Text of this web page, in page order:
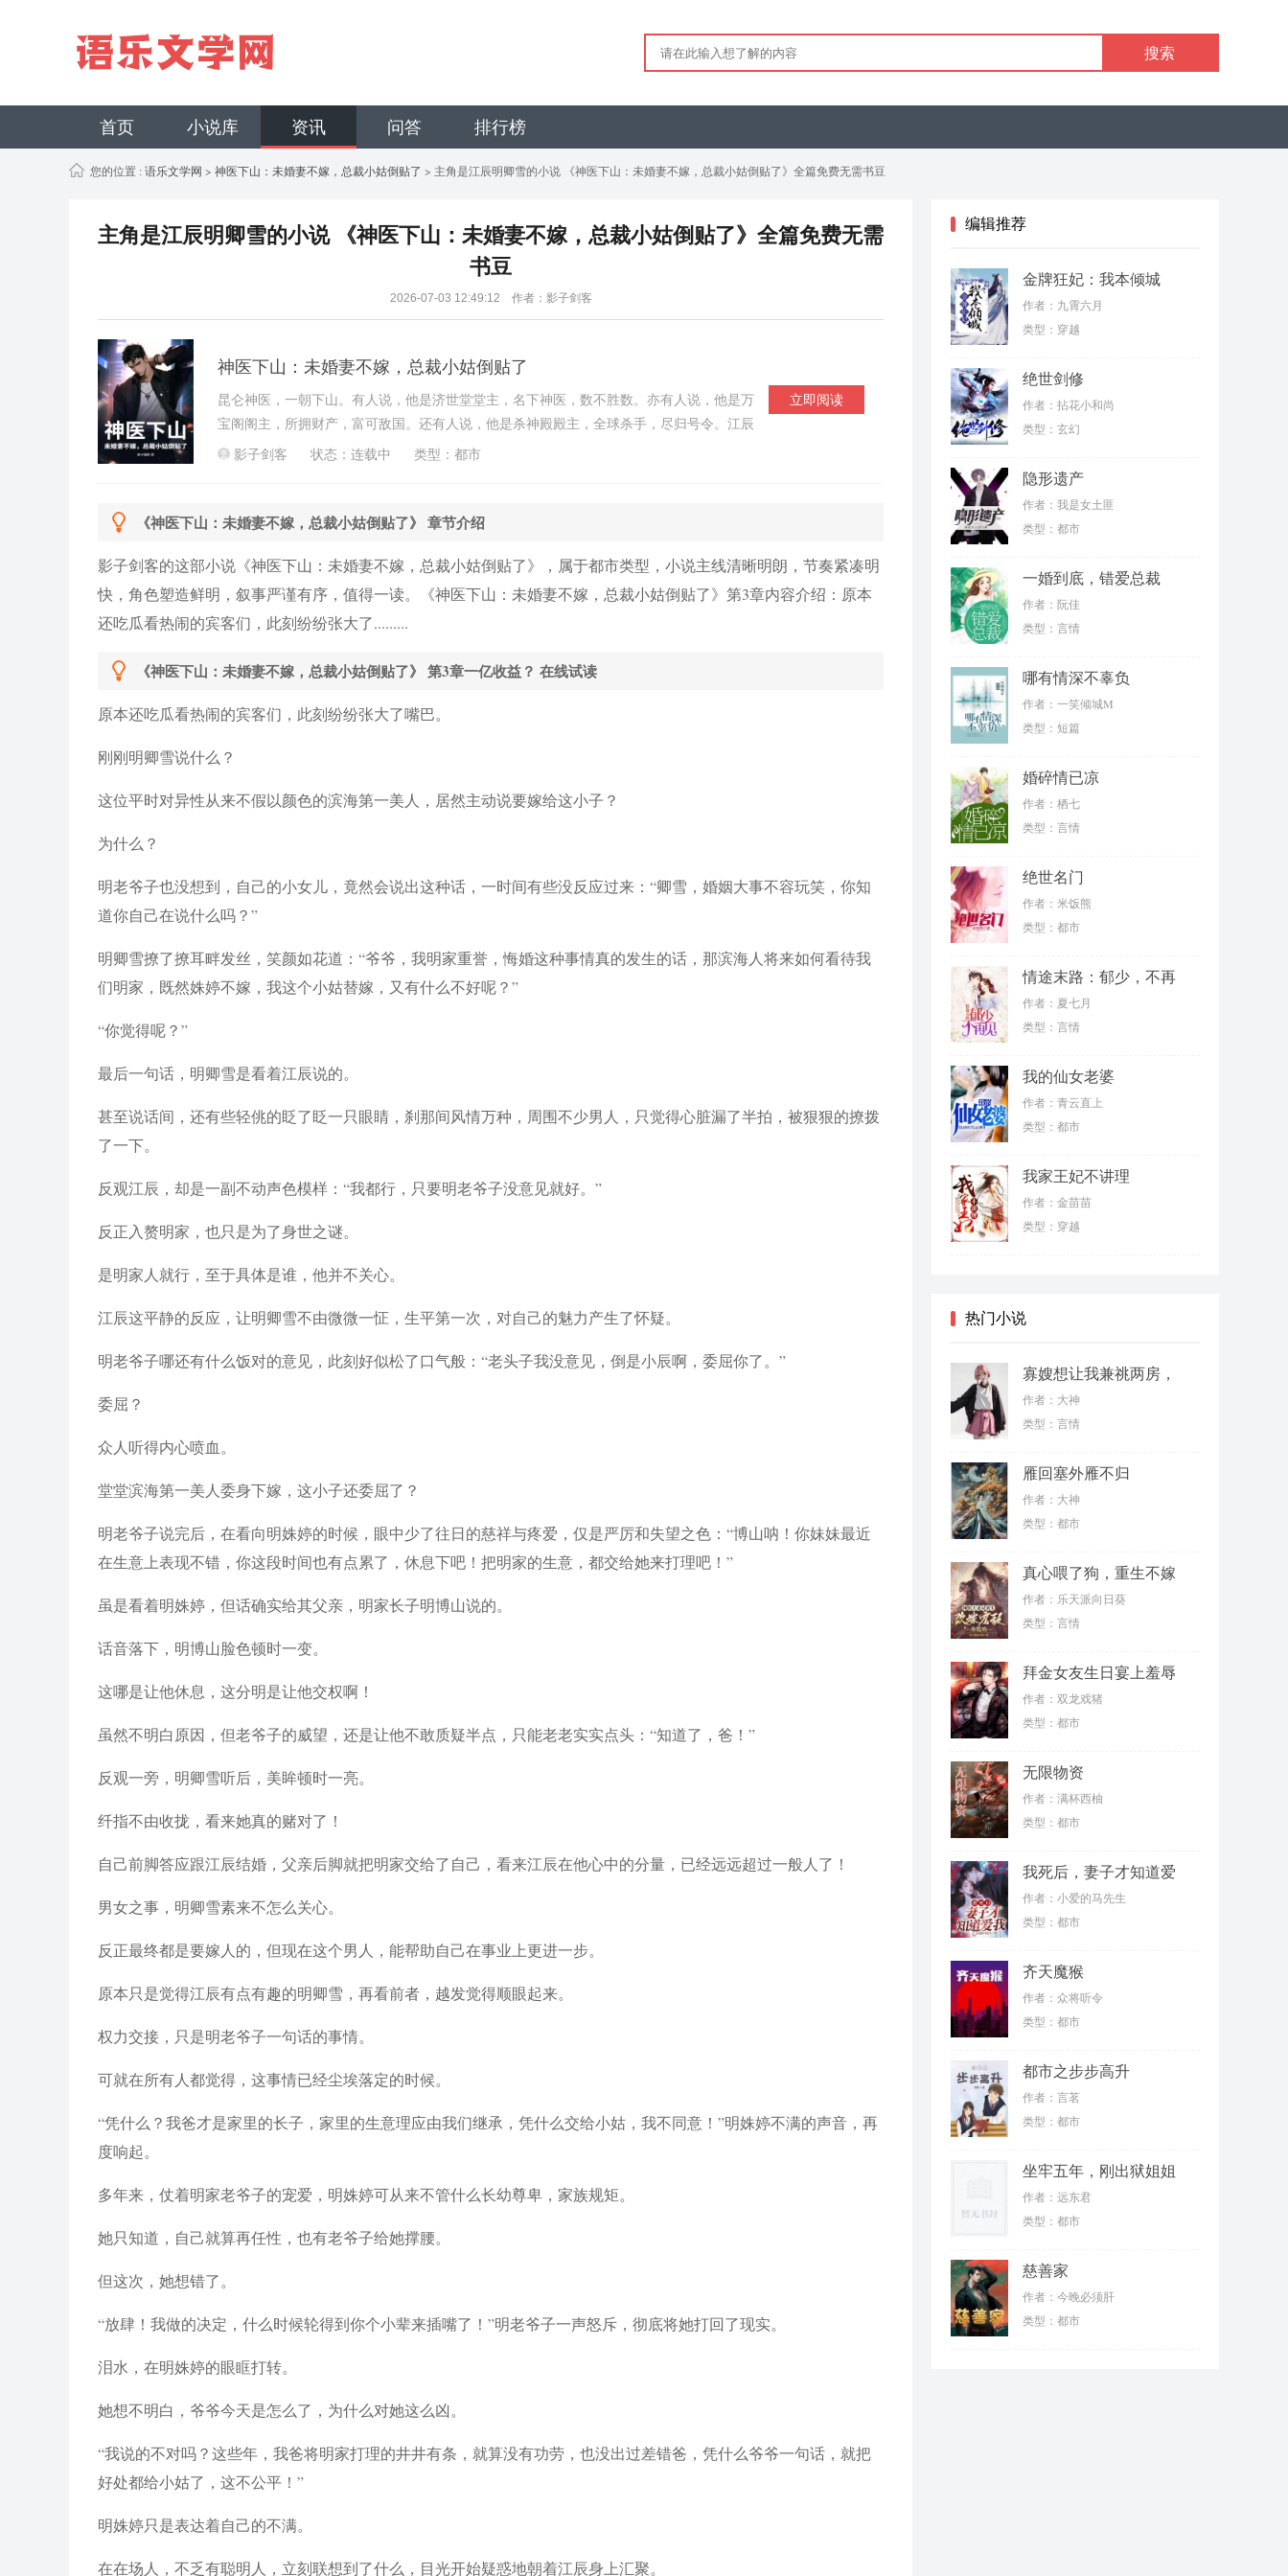
搜索
首页 小说库 资讯 问答 排行榜
您的位置 :语乐文学网 > 神医下山：未婚妻不嫁，总裁小姑倒贴了 > 主角是江辰明卿雪的小说 《神医下山：未婚妻不嫁，总裁小姑倒贴了》全篇免费无需书豆
主角是江辰明卿雪的小说 《神医下山：未婚妻不嫁，总裁小姑倒贴了》全篇免费无需
书豆
2026-07-03 12:49:12 作者：影子剑客
神医下山：未婚妻不嫁，总裁小姑倒贴了
昆仑神医，一朝下山。有人说，他是济世堂堂主，名下神医，数不胜数。亦有人说，他是万
宝阁阁主，所拥财产，富可敌国。还有人说，他是杀神殿殿主，全球杀手，尽归号令。江辰
到底是谁？明家千金表示：“她不嫁，我这个小姑嫁！”豪门总裁笑颜如花：“那个臭流氓，
影子剑客 状态：连载中 类型：都市
立即阅读
《神医下山：未婚妻不嫁，总裁小姑倒贴了》 章节介绍
影子剑客的这部小说《神医下山：未婚妻不嫁，总裁小姑倒贴了》，属于都市类型，小说主线清晰明朗，节奏紧凑明
快，角色塑造鲜明，叙事严谨有序，值得一读。《神医下山：未婚妻不嫁，总裁小姑倒贴了》第3章内容介绍：原本
还吃瓜看热闹的宾客们，此刻纷纷张大了.........
《神医下山：未婚妻不嫁，总裁小姑倒贴了》 第3章一亿收益？ 在线试读
原本还吃瓜看热闹的宾客们，此刻纷纷张大了嘴巴。
刚刚明卿雪说什么？
这位平时对异性从来不假以颜色的滨海第一美人，居然主动说要嫁给这小子？
为什么？
明老爷子也没想到，自己的小女儿，竟然会说出这种话，一时间有些没反应过来：“卿雪，婚姻大事不容玩笑，你知
道你自己在说什么吗？”
明卿雪撩了撩耳畔发丝，笑颜如花道：“爷爷，我明家重誉，悔婚这种事情真的发生的话，那滨海人将来如何看待我
们明家，既然姝婷不嫁，我这个小姑替嫁，又有什么不好呢？”
“你觉得呢？”
最后一句话，明卿雪是看着江辰说的。
甚至说话间，还有些轻佻的眨了眨一只眼睛，刹那间风情万种，周围不少男人，只觉得心脏漏了半拍，被狠狠的撩拨
了一下。
反观江辰，却是一副不动声色模样：“我都行，只要明老爷子没意见就好。”
反正入赘明家，也只是为了身世之谜。
是明家人就行，至于具体是谁，他并不关心。
江辰这平静的反应，让明卿雪不由微微一怔，生平第一次，对自己的魅力产生了怀疑。
明老爷子哪还有什么饭对的意见，此刻好似松了口气般：“老头子我没意见，倒是小辰啊，委屈你了。”
委屈？
众人听得内心喷血。
堂堂滨海第一美人委身下嫁，这小子还委屈了？
明老爷子说完后，在看向明姝婷的时候，眼中少了往日的慈祥与疼爱，仅是严厉和失望之色：“博山呐！你妹妹最近
在生意上表现不错，你这段时间也有点累了，休息下吧！把明家的生意，都交给她来打理吧！”
虽是看着明姝婷，但话确实给其父亲，明家长子明博山说的。
话音落下，明博山脸色顿时一变。
这哪是让他休息，这分明是让他交权啊！
虽然不明白原因，但老爷子的威望，还是让他不敢质疑半点，只能老老实实点头：“知道了，爸！”
反观一旁，明卿雪听后，美眸顿时一亮。
纤指不由收拢，看来她真的赌对了！
自己前脚答应跟江辰结婚，父亲后脚就把明家交给了自己，看来江辰在他心中的分量，已经远远超过一般人了！
男女之事，明卿雪素来不怎么关心。
反正最终都是要嫁人的，但现在这个男人，能帮助自己在事业上更进一步。
原本只是觉得江辰有点有趣的明卿雪，再看前者，越发觉得顺眼起来。
权力交接，只是明老爷子一句话的事情。
可就在所有人都觉得，这事情已经尘埃落定的时候。
“凭什么？我爸才是家里的长子，家里的生意理应由我们继承，凭什么交给小姑，我不同意！”明姝婷不满的声音，再
度响起。
多年来，仗着明家老爷子的宠爱，明姝婷可从来不管什么长幼尊卑，家族规矩。
她只知道，自己就算再任性，也有老爷子给她撑腰。
但这次，她想错了。
“放肆！我做的决定，什么时候轮得到你个小辈来插嘴了！”明老爷子一声怒斥，彻底将她打回了现实。
泪水，在明姝婷的眼眶打转。
她想不明白，爷爷今天是怎么了，为什么对她这么凶。
“我说的不对吗？这些年，我爸将明家打理的井井有条，就算没有功劳，也没出过差错爸，凭什么爷爷一句话，就把
好处都给小姑了，这不公平！”
明姝婷只是表达着自己的不满。
在在场人，不乏有聪明人，立刻联想到了什么，目光开始疑惑地朝着江辰身上汇聚。
编辑推荐
金牌狂妃：我本倾城
作者：九霄六月
类型：穿越
绝世剑修
作者：拈花小和尚
类型：玄幻
隐形遗产
作者：我是女土匪
类型：都市
一婚到底，错爱总裁
作者：阮佳
类型：言情
哪有情深不辜负
作者：一笑倾城M
类型：短篇
婚碎情已凉
作者：栖七
类型：言情
绝世名门
作者：米饭熊
类型：都市
情途末路：郁少，不再
见
作者：夏七月
类型：言情
我的仙女老婆
作者：青云直上
类型：都市
我家王妃不讲理
作者：金苗苗
类型：穿越
热门小说
寡嫂想让我兼祧两房，
殊不知我是女儿身
作者：大神
类型：言情
雁回塞外雁不归
作者：大神
类型：都市
真心喂了狗，重生不嫁
薄情郎
作者：乐天派向日葵
类型：言情
拜金女友生日宴上羞辱
我，结果我反手继承了
亿万家产
作者：双龙戏猪
类型：都市
无限物资
作者：满杯西柚
类型：都市
我死后，妻子才知道爱
我
作者：小爱的马先生
类型：都市
齐天魔猴
作者：众将听令
类型：都市
都市之步步高升
作者：言茗
类型：都市
坐牢五年，刚出狱姐姐
们就抛弃我
作者：远东君
类型：都市
慈善家
作者：今晚必须肝
类型：都市